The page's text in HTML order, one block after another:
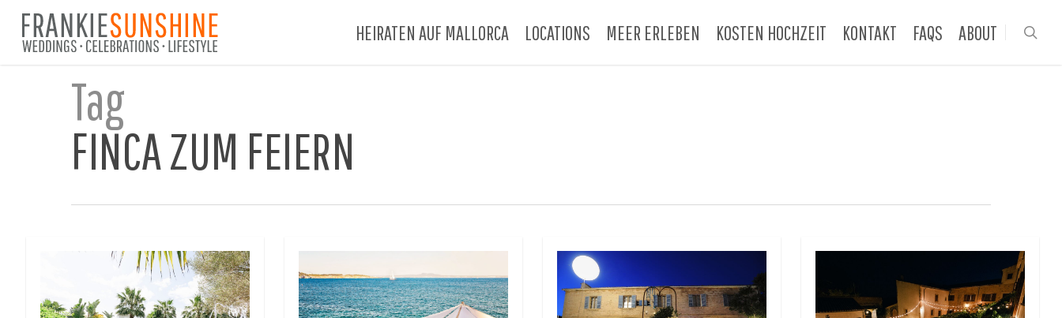
Skip
main
HEIRATEN AUF MALLORCA LOCATIONS MEER ERLEBEN KOSTEN HOCHZEIT KONTAKT FAQS ABOUT
Tag
FINCA ZUM FEIERN